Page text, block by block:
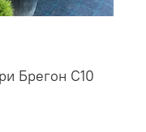
Брегон С10